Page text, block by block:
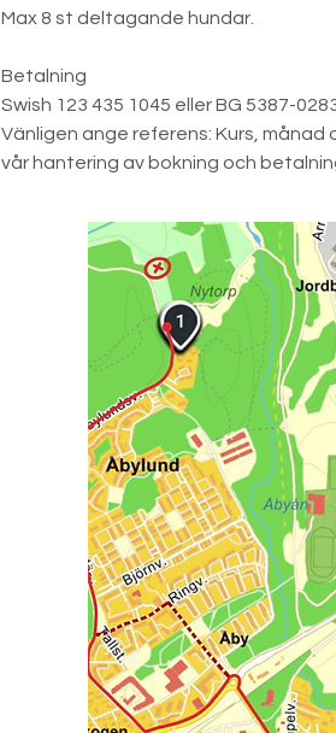
Max 8 st deltagande hundar.
Betalning
Swish 123 435 1045 eller BG 5387-
Vänligen ange referens: Kurs, månad
vår hantering av bokning och